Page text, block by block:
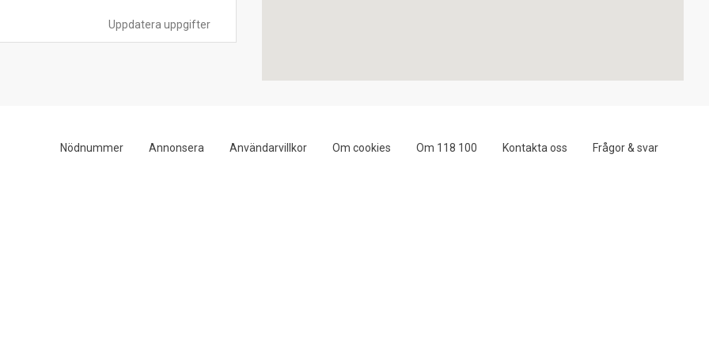
Uppdatera uppgifter
Nödnummer Annonsera Användarvillkor Om cookies Om 118 100 Kontakta oss Frågor & svar